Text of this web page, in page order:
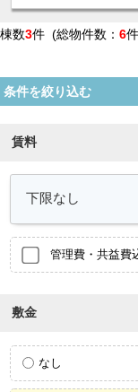
棟数3件 (総物件数： 6
条件を絞り込む
賃料
管理費・共益費
敷金
なし